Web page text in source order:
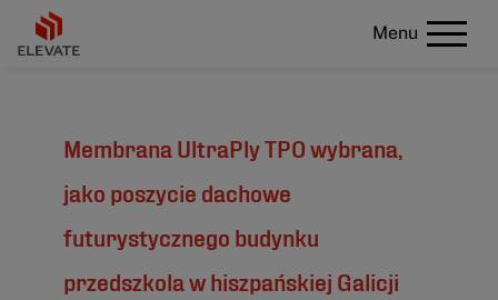
Menu
Membrana UltraPly TPO wybrana,
jako poszycie dachowe
futurystycznego budynku
przedszkola w hiszpańskiej Galicji